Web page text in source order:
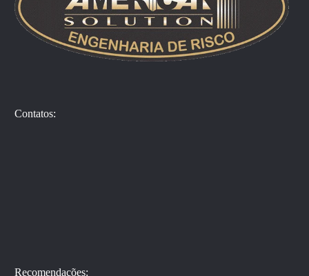
Contatos:
Recomendações: